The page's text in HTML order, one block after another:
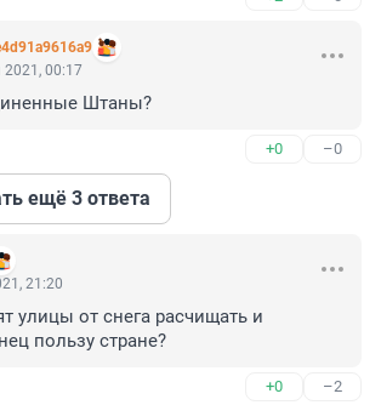
2021, 00:17
Штаны?
+0 –0
ещё 3 ответа
21:20
улицы от снега расчищать и
пользу стране?
+0 –2